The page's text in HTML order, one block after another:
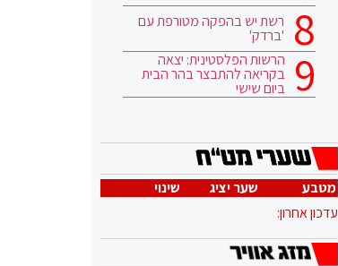
רשת יש בהפקה מטורפת עם
'ברדק'
הרשות הפלסטינית: יצאה
בקריאה להתבצר בהר הבית
ביום שישי
מטבע שער יציג
שינוי
עדכון אחרון: